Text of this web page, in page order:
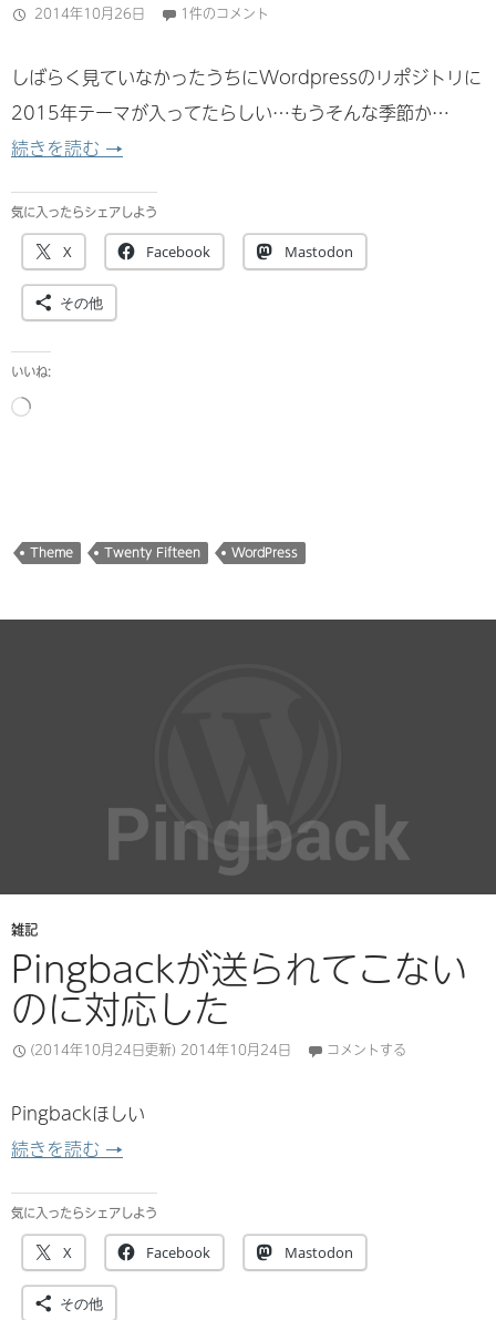
2014年10月26日 1件のコメント
しばらく見ていなかったうちにWordpressのリポジトリに
2015年テーマが入ってたらしい…もうそんな季節か…
続きを読む Twenty Fifteenが試せるようになったそうな
→
気に入ったらシェアしよう
X Facebook Mastodon
その他
いいね:
読
Theme Twenty Fifteen WordPress
雑記
Pingbackが送られてこない
のに対応した
(2014年10月24日更新) 2014年10月24日 コメントする
Pingbackほしい
続きを読む Pingbackが送られてこないのに対応した
→
気に入ったらシェアしよう
X Facebook Mastodon
その他